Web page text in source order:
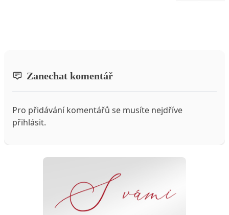
Zanechat komentář
Pro přidávání komentářů se musíte nejdříve
přihlásit.